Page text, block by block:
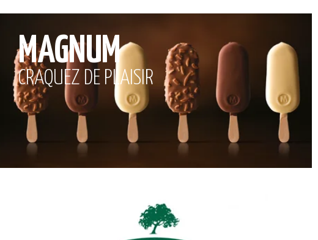
MAGNUM
CRAQUEZ DE PLAISIR